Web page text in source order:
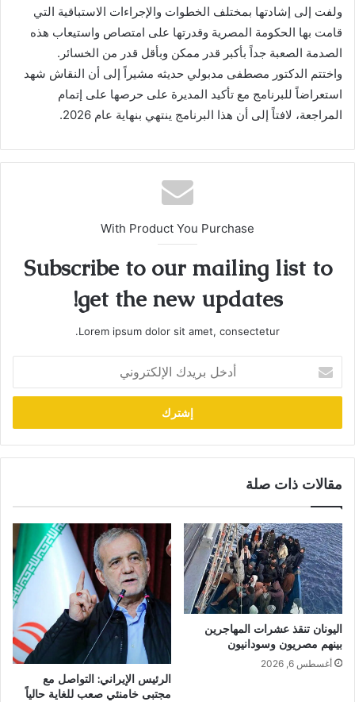
ولفت إلى إشادتها بمختلف الخطوات والإجراءات الاستباقية التي
قامت بها الحكومة المصرية وقدرتها على امتصاص واستيعاب هذه
الصدمة الصعبة جداً بأكبر قدر ممكن وبأقل قدر من الخسائر.
واختتم الدكتور مصطفى مدبولي حديثه مشيراً إلى أن النقاش شهد
استعراضاً للبرنامج مع تأكيد المديرة على حرصها على إتمام
المراجعة، لافتاً إلى أن هذا البرنامج ينتهي بنهاية عام 2026.
With Product You Purchase
Subscribe to our mailing list to
get the new updates!
Lorem ipsum dolor sit amet, consectetur.
بريدك
الإلكتروني
مقالات ذات صلة
اليونان تنقذ عشرات المهاجرين
بينهم مصريون وسودانيون
أغسطس 6, 2026
الرئيس الإيراني: التواصل مع
مجتبى خامنئي صعب للغاية حالياً